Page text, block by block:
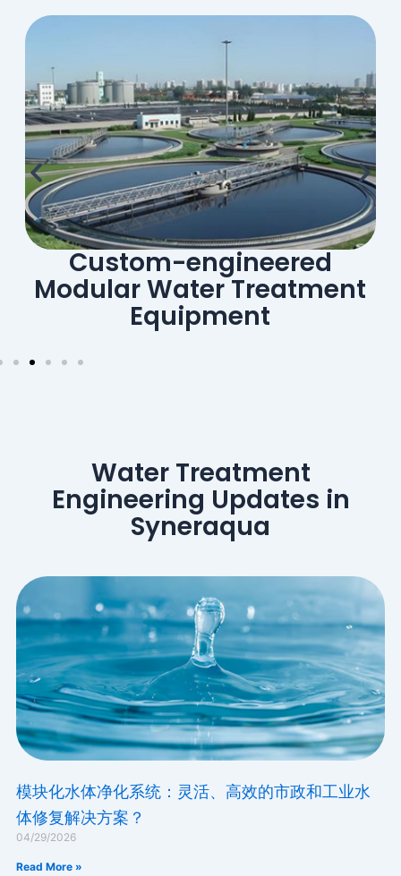
Piping Prefabrication
Water Treatment
Engineering Updates in
Syneraqua
模块化水体净化系统：灵活、高效的市政和工业水
体修复解决方案？
04/29/2026
Read More »